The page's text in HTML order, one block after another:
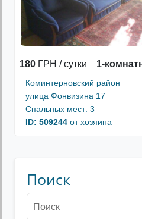
180 ГРН / сутки 1-
Коминтерновский район
улица Фонвизина 17
Спальных мест: 3
ID: 509244 от хозяина
Поиск